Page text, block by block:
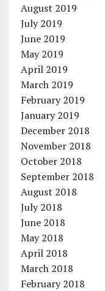
August 2019
July 2019
June 2019
May 2019
April 2019
March 2019
February 2019
January 2019
December 2018
November 2018
October 2018
September 2018
August 2018
July 2018
June 2018
May 2018
April 2018
March 2018
February 2018